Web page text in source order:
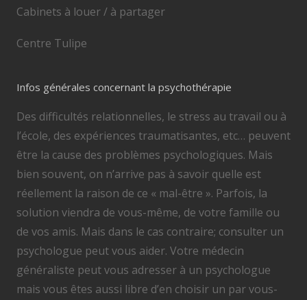
Cabinets à louer / à partager
Centre Tulipe
Infos générales concernant la psychothérapie
Des difficultés relationnelles, le stress au travail ou à
l’école, des expériences traumatisantes, etc… peuvent
être la cause des problèmes psychologiques. Mais
bien souvent, on n’arrive pas à savoir quelle est
réellement la raison de ce « mal-être ». Parfois, la
solution viendra de vous-même, de votre famille ou
de vos amis. Mais dans le cas contraire; consulter un
psychologue peut vous aider. Votre médecin
généraliste peut vous adresser à un psychologue
mais vous êtes aussi libre d’en choisir un par vous-